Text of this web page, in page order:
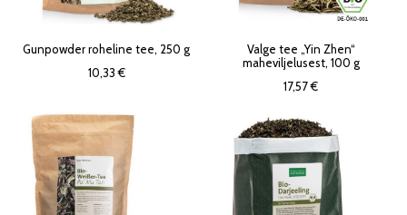
Gunpowder roheline tee, 250 g
10,33 €
Valge tee „Yin Zhen“
maheviljelusest, 100 g
17,57 €